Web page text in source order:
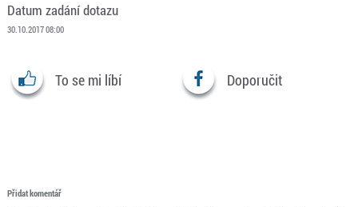
Datum zadání dotazu
30.10.2017 08:00
To se mi líbí Doporučit
Přidat komentář